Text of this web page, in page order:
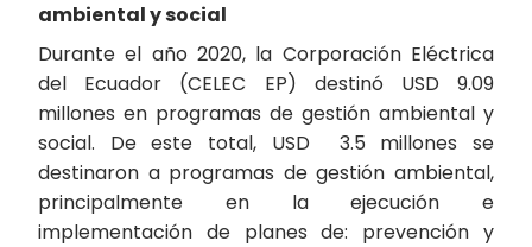
ambiental y social
Durante el año 2020, la Corporación Eléctrica
del Ecuador (CELEC EP) destinó USD 9.09
millones en programas de gestión ambiental y
social. De este total, USD 3.5 millones se
destinaron a programas de gestión ambiental,
principalmente en la ejecución e
implementación de planes de: prevención y